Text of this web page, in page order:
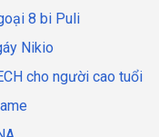
8 bi Puli
Nikio
cho người cao tuổi